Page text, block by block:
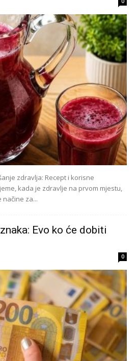
zdravlja: Recept i korisne
kada je zdravlje na prvom mjestu,
za...
Evo ko će dobiti
0